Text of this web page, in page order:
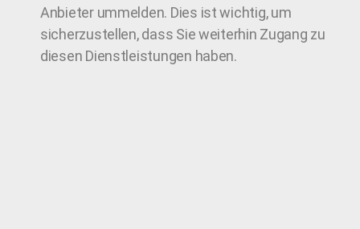
Anbieter ummelden. Dies ist wichtig, um
sicherzustellen, dass Sie weiterhin Zugang zu
diesen Dienstleistungen haben.